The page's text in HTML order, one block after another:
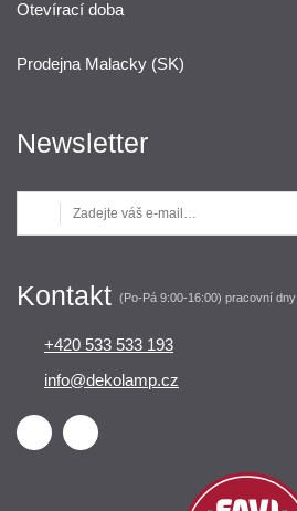
Otevírací doba
Prodejna Malacky (SK)
Newsletter
Kontakt (Po-Pá 9:00-16:00) pracovní dny
+420 533 533 193
info@dekolamp.cz